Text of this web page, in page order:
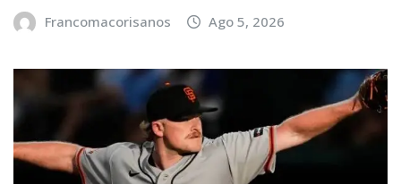
Francomacorisanos Ago 5, 2026